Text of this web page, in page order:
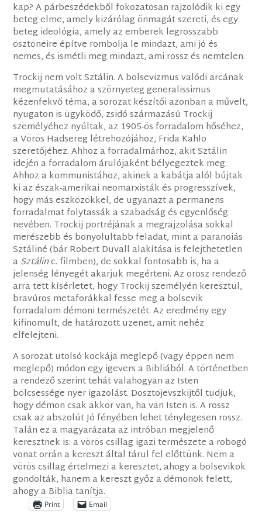
kap? A párbeszédekből fokozatosan rajzolódik ki egy
beteg elme, amely kizárólag önmagát szereti, és egy
beteg ideológia, amely az emberek legrosszabb
ösztöneire építve rombolja le mindazt, ami jó és
nemes, és ismétli meg mindazt, ami rossz és nemtelen.
Trockij nem volt Sztálin. A bolsevizmus valódi arcának
megmutatásához a szörnyeteg generalissimus
kézenfekvő téma, a sorozat készítői azonban a művelt,
nyugaton is ügyködő, zsidó származású Trockij
személyéhez nyúltak, az 1905-ös forradalom hőséhez,
a Vörös Hadsereg létrehozójához, Frida Kahlo
szeretőjéhez. Ahhoz a forradalmárhoz, akit Sztálin
idején a forradalom árulójaként bélyegeztek meg.
Ahhoz a kommunistához, akinek a kabátja alól bújtak
ki az észak-amerikai neomarxisták és progresszívek,
hogy más eszközökkel, de ugyanazt a permanens
forradalmat folytassák a szabadság és egyenlőség
nevében. Trockij portréjának a megrajzolása sokkal
merészebb és bonyolultabb feladat, mint a paranoiás
Sztáliné (bár Robert Duvall alakítása is felejthetetlen
aSztálinc. filmben), de sokkal fontosabb is, ha a
jelenség lényegét akarjuk megérteni. Az orosz rendező
arra tett kísérletet, hogy Trockij személyén keresztül,
bravúros metaforákkal fesse meg a bolsevik
forradalom démoni természetét. Az eredmény egy
kifinomult, de határozott üzenet, amit nehéz
elfelejteni.
A sorozat utolsó kockája meglepő (vagy éppen nem
meglepő) módon egy igevers a Bibliából. A történetben
a rendező szerint tehát valahogyan az Isten
bölcsessége nyer igazolást. Dosztojevszkijtől tudjuk,
hogy démon csak akkor van, ha van Isten is. A rossz
csak az abszolút Jó fényében lehet ténylegesen rossz.
Talán ez a magyarázata az intróban megjelenő
keresztnek is: a vörös csillag igazi természete a robogó
vonat orrán a kereszt által tárul fel előttünk. Nem a
vörös csillag értelmezi a keresztet, ahogy a bolsevikok
gondolták, hanem a kereszt győz a démonok felett,
ahogy a Biblia tanítja.
Print Email